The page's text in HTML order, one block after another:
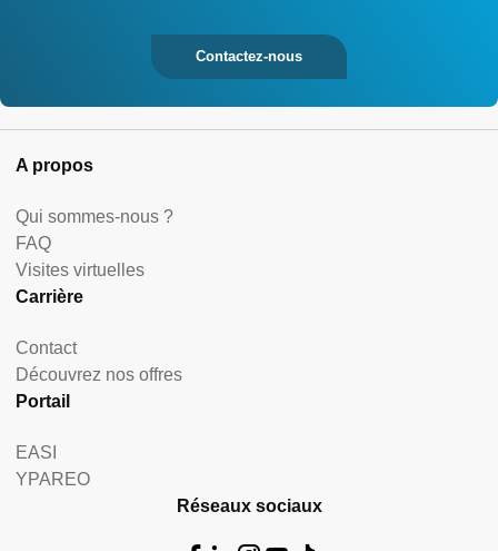
Contactez-nous
A propos
Qui sommes-nous ?
FAQ
Visites virtuelles
Carrière
Contact
Découvrez nos offres
Portail
EASI
YPAREO
Réseaux sociaux